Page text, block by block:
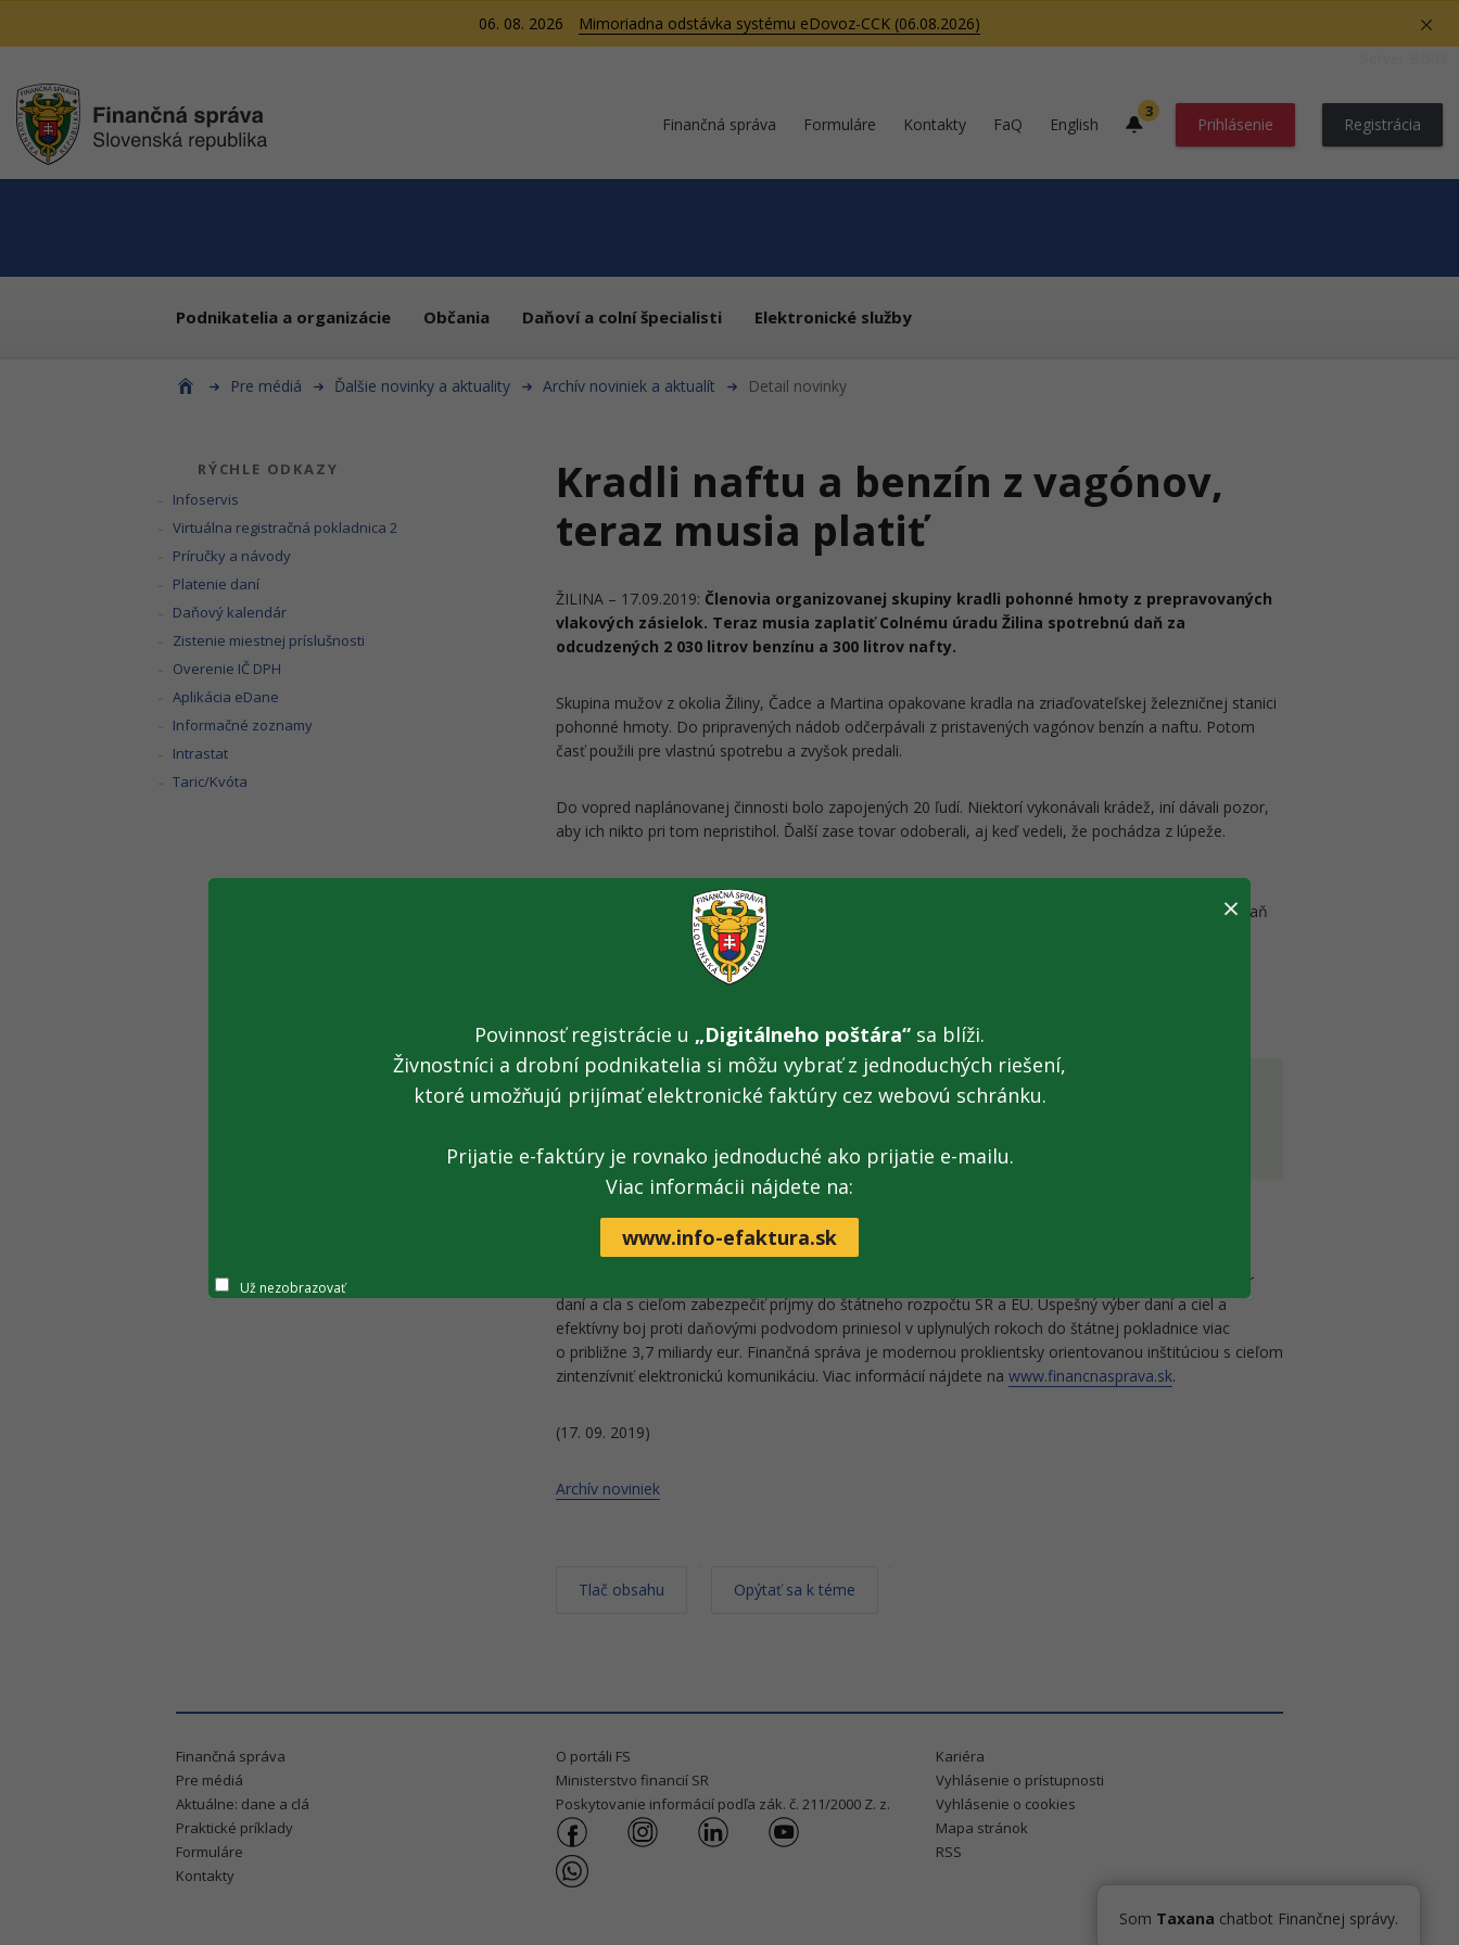
06. 08. 2026
Mimoriadna odstávka systému eDovoz-CCK (06.08.2026)
Finančná správa Formuláre Kontakty FaQ English
3
Prihlásenie Registrácia
Podnikatelia a organizácie Občania Daňoví a colní špecialisti Elektronické služby
Pre médiá Ďalšie novinky a aktuality Archív noviniek a aktualít Detail novinky
RÝCHLE ODKAZY
Infoservis
Virtuálna registračná pokladnica 2
Príručky a návody
Platenie daní
Daňový kalendár
Zistenie miestnej príslušnosti
Overenie IČ DPH
Aplikácia eDane
Informačné zoznamy
Intrastat
Taric/Kvóta
Kradli naftu a benzín z vagónov,
teraz musia platiť
ŽILINA – 17.09.2019: Členovia organizovanej skupiny kradli pohonné hmoty z prepravovaných
vlakových zásielok. Teraz musia zaplatiť Colnému úradu Žilina spotrebnú daň za
odcudzených 2 030 litrov benzínu a 300 litrov nafty.
Skupina mužov z okolia Žiliny, Čadce a Martina opakovane kradla na zriaďovateľskej železničnej stanici
pohonné hmoty. Do pripravených nádob odčerpávali z pristavených vagónov benzín a naftu. Potom
časť použili pre vlastnú spotrebu a zvyšok predali.
Do vopred naplánovanej činnosti bolo zapojených 20 ľudí. Niektorí vykonávali krádež, iní dávali pozor,
aby ich nikto pri tom nepristihol. Ďalší zase tovar odoberali, aj keď vedeli, že pochádza z lúpeže.
Páchatelia tejto činnosti spôsobili cudzím osobám značné škody, boli obvinení a pohonné hmoty
prepadli v prospech štátu. Príslušníci finančnej správy z Colného úradu Žilina im vyrubili spotrebnú daň
z minerálnych olejov v celkovej výške cca 1 300 eur.
Dokument: Tlačová správa na stiahnutie
Finančná správa je orgánom štátnej správy v oblasti daní, poplatkov a colníctva. Úlohou FS je výber
daní a cla s cieľom zabezpečiť príjmy do štátneho rozpočtu SR a EÚ. Úspešný výber daní a ciel a
efektívny boj proti daňovými podvodom priniesol v uplynulých rokoch do štátnej pokladnice viac
o približne 3,7 miliardy eur. Finančná správa je modernou proklientsky orientovanou inštitúciou s cieľom
zintenzívniť elektronickú komunikáciu. Viac informácií nájdete na www.financnasprava.sk.
(17. 09. 2019)
Archív noviniek
Tlač obsahu Opýtať sa k téme
Finančná správa
Pre médiá
Aktuálne: dane a clá
Praktické príklady
Formuláre
Kontakty
O portáli FS
Ministerstvo financií SR
Poskytovanie informácií podľa zák. č. 211/2000 Z. z.
Kariéra
Vyhlásenie o prístupnosti
Vyhlásenie o cookies
Mapa stránok
RSS
Som Taxana chatbot Finančnej správy.
×
Povinnosť registrácie u „Digitálneho poštára“ sa blíži.
Živnostníci a drobní podnikatelia si môžu vybrať z jednoduchých riešení,
ktoré umožňujú prijímať elektronické faktúry cez webovú schránku.
Prijatie e-faktúry je rovnako jednoduché ako prijatie e-mailu.
Viac informácii nájdete na:
www.info-efaktura.sk
Už nezobrazovať